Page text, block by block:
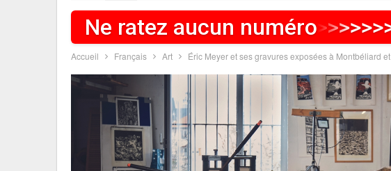
Ne ratez aucun numéro >>>>>>
Accueil Français Art Éric Meyer et ses gravures exposées à Montbéliard